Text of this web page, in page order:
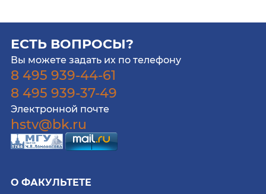
ЕСТЬ ВОПРОСЫ?
Вы можете задать их по телефону
8 495 939-44-61
8 495 939-37-49
Электронной почте
hstv@bk.ru
О ФАКУЛЬТЕТЕ